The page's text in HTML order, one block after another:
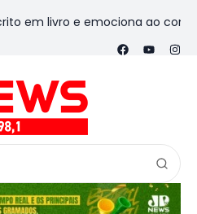
livro e emociona ao contar